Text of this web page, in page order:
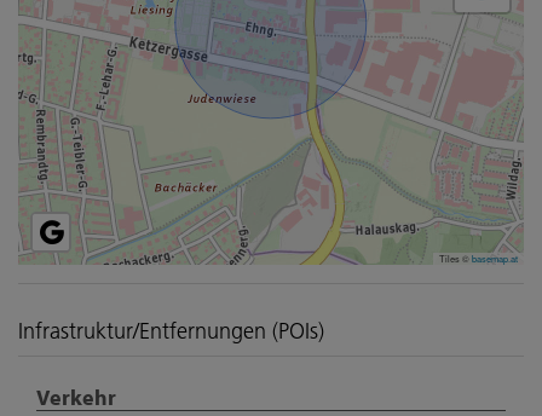
Tiles ©basemap.at
Infrastruktur/Entfernungen (POIs)
Verkehr